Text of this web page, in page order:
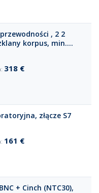
, 2 2
korpus, min.
NTC30, 1 m kabel
318 €
złącze S7
161 €
(NTC30),